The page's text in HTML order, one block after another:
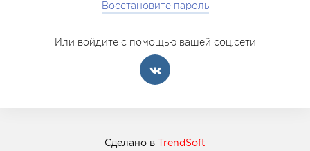
Восстановите пароль
Или войдите с помощью вашей соц.сети
Сделано в TrendSoft